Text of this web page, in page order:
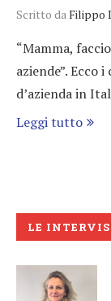
Scritto da Filippo
“Mamma,
aziende”. Ecco
d’azienda in
Leggi tutto
LE